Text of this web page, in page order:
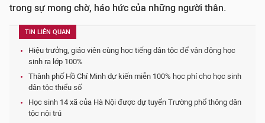
trong sự mong chờ, háo hức của những người thân.
TIN LIÊN QUAN
Hiệu trưởng, giáo viên cùng học tiếng dân tộc để vận động học
sinh ra lớp 100%
Thành phố Hồ Chí Minh dự kiến miễn 100% học phí cho học sinh
dân tộc thiểu số
Học sinh 14 xã của Hà Nội được dự tuyển Trường phổ thông dân
tộc nội trú